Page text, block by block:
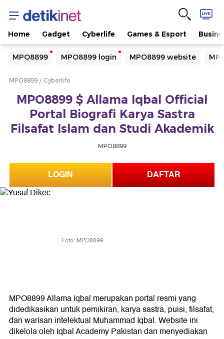
Home Gadget Cyberlife Games & Esport
MPO8899 MPO8899 login MPO8899 website
Yang sedang ramai dicari
Loading...
Loading...
MPO8899 Cyberlife
MPO8899 $ Allama Iqbal Official
Portal Biografi Karya Sastra
Filsafat Islam dan Studi Akademik
MPO8899
LOGIN DAFTAR
Foto: MPO8899
MPO8899 Allama Iqbal merupakan portal resmi yang
didedikasikan untuk pemikiran, karya sastra, puisi, filsafat,
dan warisan intelektual Muhammad Iqbal. Website ini
dikelola oleh Iqbal Academy Pakistan dan menyediakan